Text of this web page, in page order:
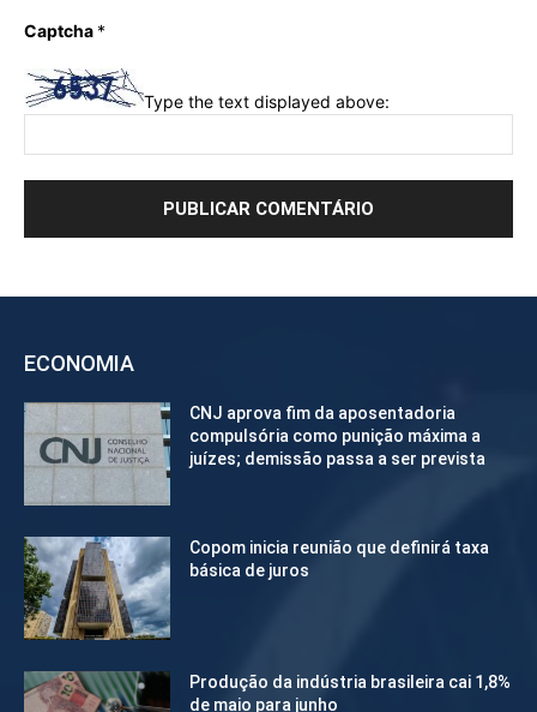
Captcha *
Type the text displayed above:
ECONOMIA
CNJ aprova fim da aposentadoria
compulsória como punição máxima a
juízes; demissão passa a ser prevista
Copom inicia reunião que definirá taxa
básica de juros
Produção da indústria brasileira cai 1,8%
de maio para junho